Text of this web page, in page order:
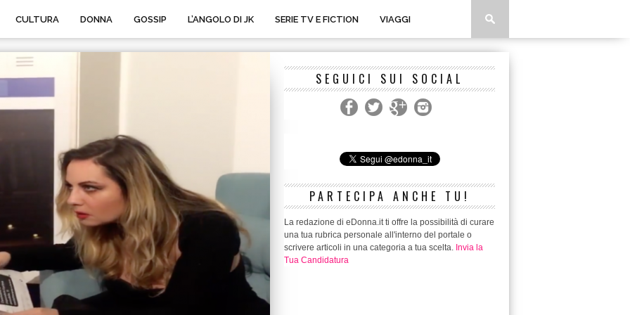
CULTURA DONNA GOSSIP L’ANGOLO DI JK SERIE TV E FICTION VIAGGI
SEGUICI SUI SOCIAL
PARTECIPA ANCHE TU!
La redazione di eDonna.it ti offre la possibilità di curare
una tua rubrica personale all'interno del portale o
scrivere articoli in una categoria a tua scelta. Invia la
Tua Candidatura